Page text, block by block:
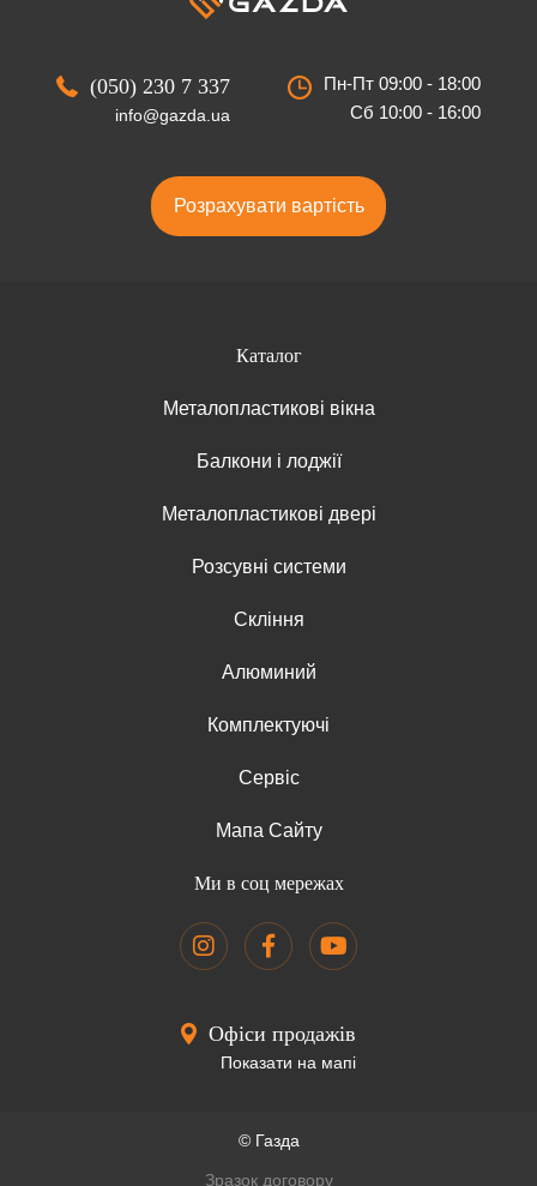
(050) 230 7 337
info@gazda.ua
Пн-Пт 09:00 - 18:00
Сб 10:00 - 16:00
Розрахувати вартість
Каталог
Металопластикові вікна
Балкони і лоджії
Металопластикові двері
Розсувні системи
Скління
Алюминий
Комплектуючі
Сервіс
Мапа Сайту
Ми в соц мережах
Офіси продажів
Показати на мапі
© Газда
Зразок договору